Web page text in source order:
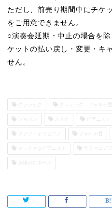
ただし、前売り期間中にチケ
をご用意できません。
○演奏会延期・中止の場合を
ケットの払い戻し・変更・キ
せん。
ファツィオリピアノ